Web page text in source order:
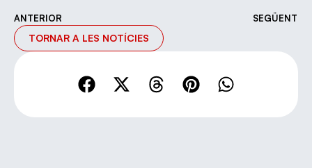
ANTERIOR SEGÜENT
TORNAR A LES NOTÍCIES